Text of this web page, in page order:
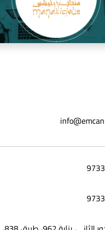
السوشيال ميديا لمطعم مندي
ليشس